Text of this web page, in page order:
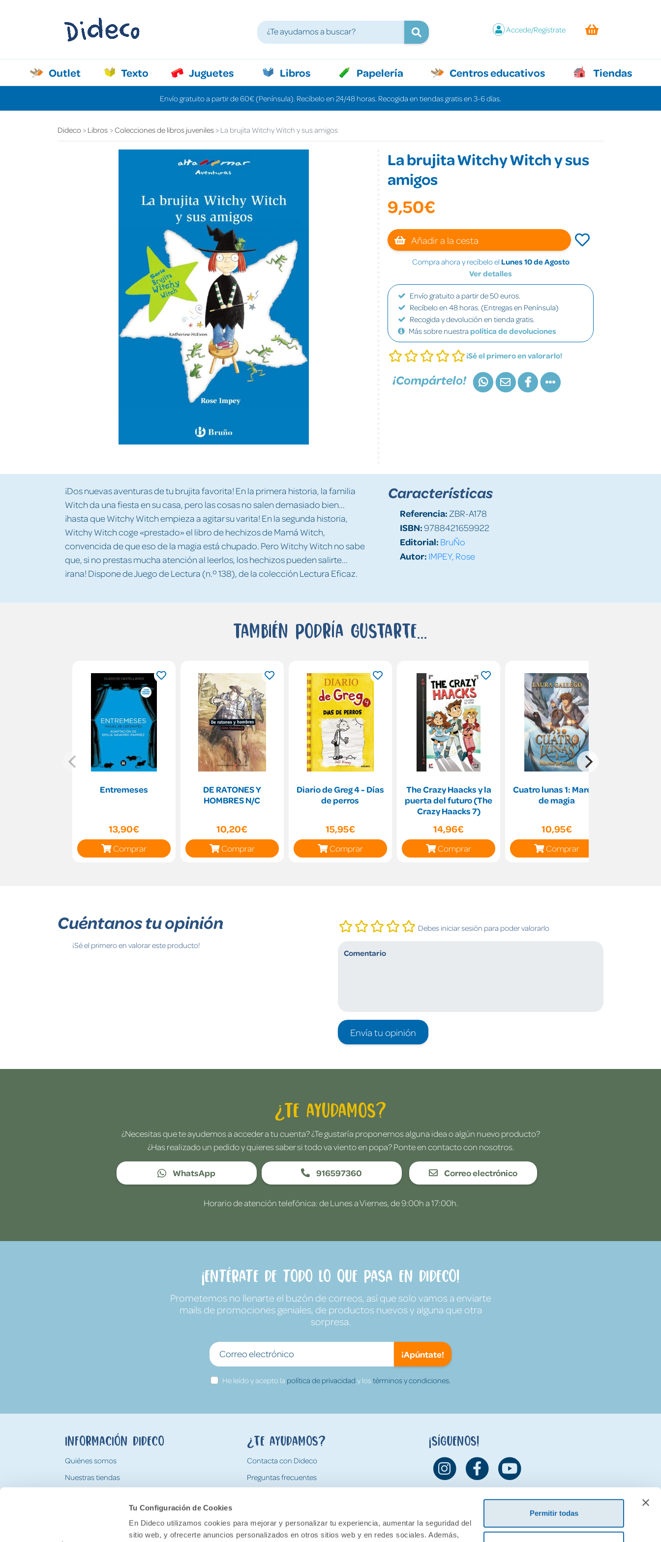
Tu Configuración de Cookies
En Dideco utilizamos cookies para mejorar y personalizar tu experiencia, aumentar la seguridad del
sitio web, y ofrecerte anuncios personalizados en otros sitios web y en redes sociales. Además,
Permitir todas
Accede/Regístrate
Outlet Texto Juguetes Libros Papelería Centros educativos Tiendas
Envío gratuito a partir de 60€ (Península). Recíbelo en 24/48 horas. Recogida en tiendas gratis en 3-6 días.
Dideco Libros Colecciones de libros juveniles La brujita Witchy Witch y sus amigos
La brujita Witchy Witch y sus
amigos
9,50€
Añadir a la cesta
Compra ahora y recíbelo el Lunes 10 de Agosto
Ver detalles
Envío gratuito a partir de 50 euros.
Recíbelo en 48 horas. (Entregas en Península)
Recogida y devolución en tienda gratis.
Más sobre nuestra política de devoluciones
¡Sé el primero en valorarlo!
¡Compártelo!
¡Dos nuevas aventuras de tu brujita favorita! En la primera historia, la familia
Witch da una fiesta en su casa, pero las cosas no salen demasiado bien...
¡hasta que Witchy Witch empieza a agitar su varita! En la segunda historia,
Witchy Witch coge «prestado» el libro de hechizos de Mamá Witch,
convencida de que eso de la magia está chupado. Pero Witchy Witch no sabe
que, si no prestas mucha atención al leerlos, los hechizos pueden salirte...
¡rana! Dispone de Juego de Lectura (n.º 138), de la colección Lectura Eficaz.
Características
Referencia: ZBR-A178
ISBN:9788421659922
Editorial: BruÑo
Autor: IMPEY, Rose
También podría gustarte...
Entremeses
13,90€
Comprar
DE RATONES Y
HOMBRES N/C
10,20€
Comprar
Diario de Greg 4 - Días
de perros
15,95€
Comprar
The Crazy Haacks y la
puerta del futuro (The
Crazy Haacks 7)
14,96€
Comprar
Cuatro lunas 1: Mareas
de magia
10,95€
Comprar
Cuéntanos tu opinión
¡Sé el primero en valorar este producto!
Debes iniciar sesión para poder valorarlo
Envía tu opinión
¿Te ayudamos?
¿Necesitas que te ayudemos a acceder a tu cuenta? ¿Te gustaría proponernos alguna idea o algún nuevo producto?
¿Has realizado un pedido y quieres saber si todo va viento en popa? Ponte en contacto con nosotros.
WhatsApp 916597360 Correo electrónico
Horario de atención telefónica: de Lunes a Viernes, de 9:00h a 17:00h.
¡Entérate de todo lo que pasa en Dideco!
Prometemos no llenarte el buzón de correos, así que solo vamos a enviarte
mails de promociones geniales, de productos nuevos y alguna que otra
sorpresa.
¡Apúntate!
He leído y acepto la política de privacidad y lostérminos y condiciones.
Información Dideco
Quiénes somos
Nuestras tiendas
Tarjeta Regalo Dideco
¿Te ayudamos?
Contacta con Dideco
Preguntas frecuentes
Devoluciones
¡Síguenos!